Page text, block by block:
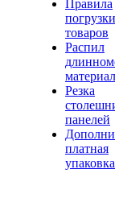
Правила
погрузки
товаров
Распил
Резка
панелей
платная
упаковка